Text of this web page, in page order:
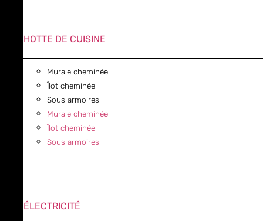
HOTTE DE CUISINE
Murale cheminée
Îlot cheminée
Sous armoires
Murale cheminée
Îlot cheminée
Sous armoires
ÉLECTRICITÉ